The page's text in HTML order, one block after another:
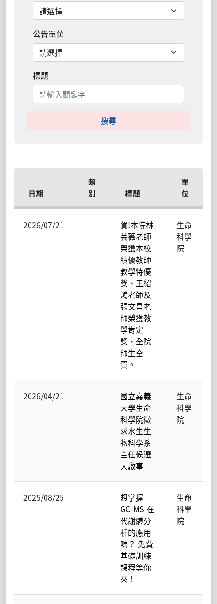
公告單位
標題
日期
類
別
標題
單
位
2026/07/21
賀!本院林
芸薇老師
榮獲本校
績優教師
教學特優
獎、王紹
鴻老師及
張文昌老
師榮獲教
學肯定
獎，全院
師生仝
賀。
生命
科學
院
2026/04/21
國立嘉義
大學生命
科學院徵
求水生生
物科學系
主任候選
人啟事
生命
科學
院
2025/08/25
想掌握
GC-MS 在
代謝體分
析的應用
嗎？ 免費
基礎訓練
課程等你
來！
生命
科學
院